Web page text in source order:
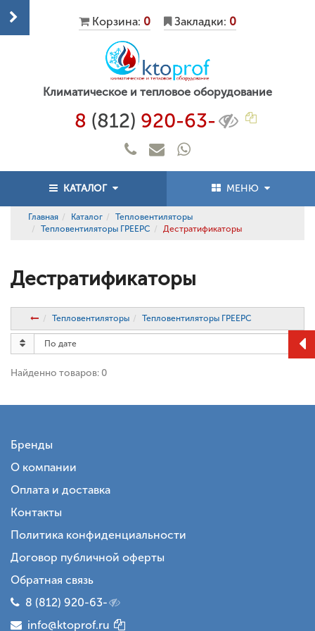
Корзина: 0 Закладки: 0
Климатическое и тепловое оборудование
8 (812) 920-63-
КАТАЛОГ МЕНЮ
Главная Каталог
Тепловентиляторы
Тепловентиляторы ГРЕЕРС
Дестратификаторы
Дестратификаторы
Тепловентиляторы Тепловентиляторы ГРЕЕРС
Найденно товаров: 0
Бренды
О компании
Оплата и доставка
Контакты
Политика конфиденциальности
Договор публичной оферты
Обратная связь
8 (812) 920-63-
info@ktoprof.ru